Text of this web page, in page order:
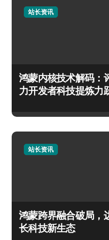
站长资讯
鸿蒙内核技术解码：
力开发者科技提炼力
站长资讯
鸿蒙跨界融合破局，
长科技新生态